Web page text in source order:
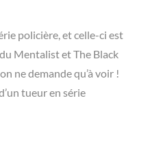
policière, et celle-ci est
Mentalist et The Black
ne demande qu’à voir !
tueur en série